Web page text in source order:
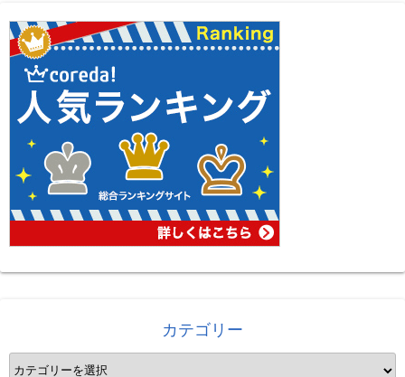
カテゴリー
カ